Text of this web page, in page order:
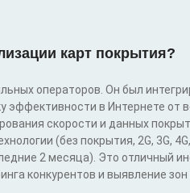
карт покрытия?
операторов. Он был
эффективности в Интернете от
скорости и данных
(без покрытия, 2G, 3G, 4G,
2 месяца). Это отличный
конкурентов и выявление зон